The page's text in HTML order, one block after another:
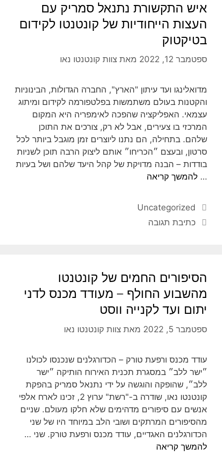
איש התקשורת נתנאל סמריק עם
העצות הייחודיות של קונטנטו לקידום
בטיקטוק
ספטמבר 12, 2022 מאת צוות קונטנטו נאו
מדואלינגו ועד עיתון "הארץ", החברה הגדולות, הבינוניות
והקטנות בעולם משתמשות בפלטפורמה לקידום ומיתוג
עצמאי. האפליקציה שהפכה לאימפריה היא המקום
המרכזי בו צעירים, אבל לא רק, צורכים את התוכן
שלהם. בתחילה, הם נתנו ליוצרים זמן מוגבל ביותר לכל
סרטון, ובעצם ״הכריחו״ אותם ליצוק הרבה תוכן לשניות
בודדות – הבנה מדויקת של קהל היעד שלהם ושל בעיות
… להמשך קריאה
Uncategorized
כתיבת תגובה
הסיפורים החמים של קונטנטו
מהשבוע החולף – מעודד מכנס לדני
יתום ועד לקנייה ווסט
ספטמבר 5, 2022 מאת צוות קונטנטו נאו
עודד מכנס ורפעת טורק – הכדורגלנים שנכנסו לכולנו
״ישר ללב״ במסגרת תכנית האירוח הותיקה ״ישר
ללב״, שהופקה והוגשה על ידי נתנאל סמריק בהפקת
קונטנטו נאו, שודרה ב-"רשת" ערוץ 2, זכינו לארח אלפי
אנשים עם סיפורים מדהימים שלא חלקו מעולם. שניים
מהסיפורים המרתקים ושובי הלב במיוחד היו של שני
הכדורגלנים האגדיים, עודד מכנס ורפעת טורק. שני …
להמשך קריאה